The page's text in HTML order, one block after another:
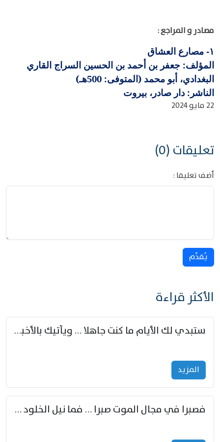
مصادر و المراجع :
١-
مصارع العشاق
المؤلف: جعفر بن أحمد بن الحسين السراج القاري
البغدادي، أبو محمد (المتوفى: 500هـ)
الناشر: دار صادر، بيروت
22 مايو 2024
تعليقات (0)
أضف تعليقا :
يُقدِّم
الأكثر قراءة
ستبدي لك الأيام ما كنت جاهلا … ويأتيك بالأخبار من لم تزوّد
المزید
فصبرا في مجال الموت صبرا … فما نيل الخلود بمستطاع